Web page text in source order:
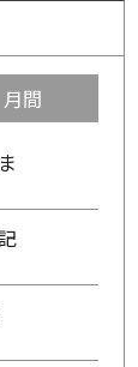
月間